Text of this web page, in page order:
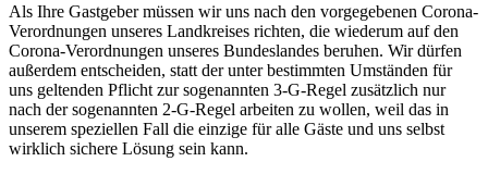
Als Ihre Gastgeber müssen wir uns nach den vorgegebenen Corona-
Verordnungen unseres Landkreises richten, die wiederum auf den
Corona-Verordnungen unseres Bundeslandes beruhen. Wir dürfen
außerdem entscheiden, statt der unter bestimmten Umständen für
uns geltenden Pflicht zur sogenannten 3-G-Regel zusätzlich nur
nach der sogenannten 2-G-Regel arbeiten zu wollen, weil das in
unserem speziellen Fall die einzige für alle Gäste und uns selbst
wirklich sichere Lösung sein kann.